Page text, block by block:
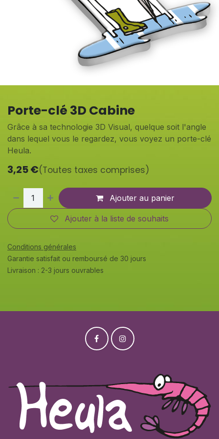
Porte-clé 3D Cabine
Grâce à sa technologie 3D Visual, quelque soit l'angle
dans lequel vous le regardez, vous voyez un porte-clé
Heula.
3,25€(Toutes taxes comprises)
Ajouter au panier
Ajouter à la liste de souhaits
Conditions générales
Garantie satisfait ou remboursé de 30 jours
Livraison : 2-3 jours ouvrables